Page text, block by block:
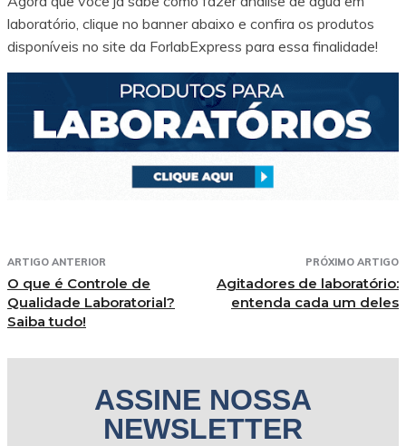
laboratório, clique no banner abaixo e confira os produtos
disponíveis no site da ForlabExpress para essa finalidade!
ARTIGO ANTERIOR
O que é Controle de
Qualidade Laboratorial?
Saiba tudo!
PRÓXIMO ARTIGO
Agitadores de laboratório:
entenda cada um deles
ASSINE NOSSA
NEWSLETTER